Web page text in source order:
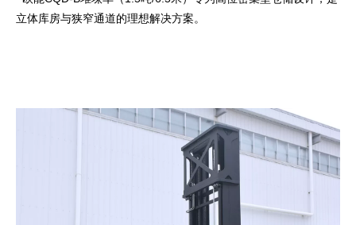
立体库房与狭窄通道的理想解决方案。